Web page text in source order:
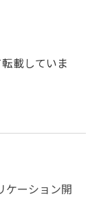
載していま
ケーション開